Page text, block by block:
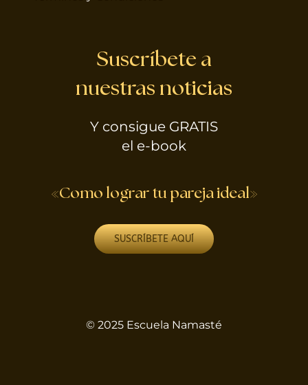
Suscríbete a
nuestras noticias
Y consigue GRATIS
el e-book
«Como lograr tu pareja ideal»
SUSCRÍBETE AQUÍ
© 2025 Escuela Namasté